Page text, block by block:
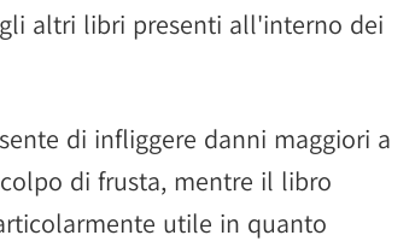
altri libri presenti all'interno dei
di infliggere danni maggiori a
di frusta, mentre il libro
utile in quanto